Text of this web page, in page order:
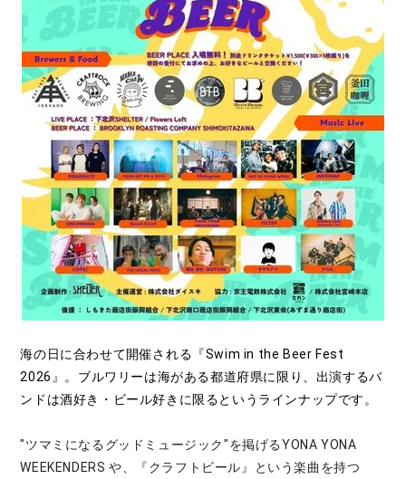
海の日に合わせて開催される『Swim in the Beer Fest
2026』。ブルワリーは海がある都道府県に限り、出演するバ
ンドは酒好き・ビール好きに限るというラインナップです。
"ツマミになるグッドミュージック"を掲げるYONA YONA
WEEKENDERS や、『クラフトビール』という楽曲を持つ